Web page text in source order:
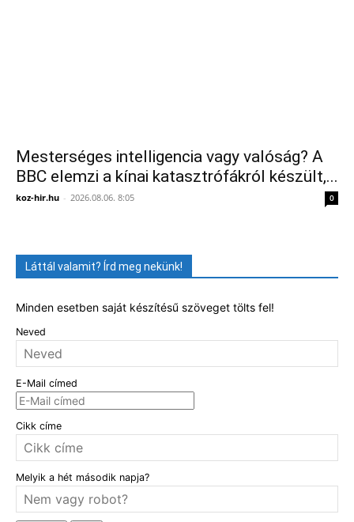
Mesterséges intelligencia vagy valóság? A
BBC elemzi a kínai katasztrófákról készült,...
koz-hir.hu - 2026.08.06. 8:05 0
Láttál valamit? Írd meg nekünk!
Minden esetben saját készítésű szöveget tölts fel!
Neved
E-Mail címed
Cikk címe
Melyik a hét második napja?